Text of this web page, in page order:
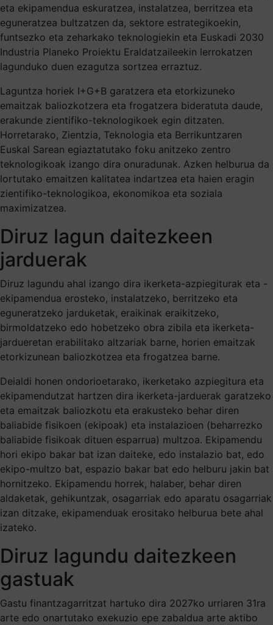
eta ekipamendua eskuratzea, instalatzea, berritzea eta
eguneratzea bultzatzen da, sektore estrategikoekin,
funtsezko eta zeharkako teknologiekin eta Euskadi 2030
Industria Planeko Proiektu Eraldatzaileekin lerrokatzen
lagunduko duen ezagutza sortzea erraztuz.
Laguntza horiek I+G+B garatzera eta etorkizuneko
emaitzak baliozkotzera eta frogatzera bideratuta daude,
erakunde zientifiko-teknologikoek egin ditzaten.
Horretarako, Zientzia, Teknologia eta Berrikuntzaren
Euskal Sarean egiaztatutako foku anitzeko zentro
teknologikoak izango dira onuradunak. Azken helburua da
lortutako emaitzen kalitatea indartzea eta haien eragin
zientifiko-teknologikoa, ekonomikoa eta soziala
maximizatzea.
Diruz lagun daitezkeen
jarduerak
Diruz lagundu ahal izango dira ikerketa-azpiegiturak eta -
ekipamendua erosteko, instalatzeko, berritzeko eta
eguneratzeko jarduketak, eraikinak eraikitzeko,
birmoldatzeko edo hobetzeko obra zibila eta ikerketa-
jardueretan erabilitako altzariak barne, horien emaitzak
etorkizunean baliozkotzea eta frogatzea barne.
Deialdi honen ondorioetarako, ikerketako azpiegitura eta
ekipamendutzat hartzen dira ikerketa-jarduerak garatzeko
eta emaitzak baliozkotu eta erakusteko behar diren
baliabide fisikoen (ekipoak) eta instalazioen (beharrezko
baliabide fisikoak dituen esparrua) multzoa. Ekipamendu
hori ekipo bakar bat izan daiteke, edo instalazio bat, edo
ekipo-multzo bat, espazio bakar bat edo helburu jakin bat
hornitzeko. Ekipamendu horrek, halaber, behar diren
aldaketak, gehikuntzak, osagarriak edo aparatu osagarriak
izan ditzake, ekipamenduak erositako helburua bete ahal
izateko.
Diruz lagundu daitezkeen
gastuak
Gastu finantzagarritzat hartuko dira 2027ko urriaren 31ra
arte edo onartutako exekuzio epe zabaldua arte aktibo